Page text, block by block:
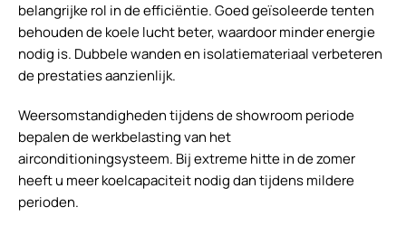
belangrijke rol in de efficiëntie. Goed geïsoleerde tenten
behouden de koele lucht beter, waardoor minder energie
nodig is. Dubbele wanden en isolatiemateriaal verbeteren
de prestaties aanzienlijk.
Weersomstandigheden tijdens de showroom periode
bepalen de werkbelasting van het
airconditioningsysteem. Bij extreme hitte in de zomer
heeft u meer koelcapaciteit nodig dan tijdens mildere
perioden.